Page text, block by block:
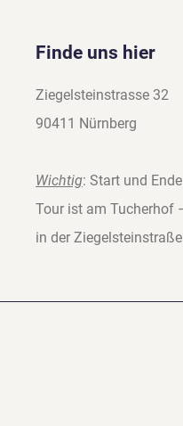
Finde uns hier
Ziegelsteinstrasse 32
90411 Nürnberg
Wichtig: Start und
Tour ist am Tucherhof
in der